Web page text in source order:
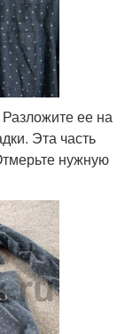
ее на
Эта часть
нужную